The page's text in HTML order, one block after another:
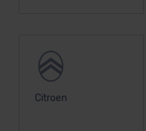
DSGVO) oder wenn Sie
erteilen. Nähere
Datenschutzklauseln
Citroen